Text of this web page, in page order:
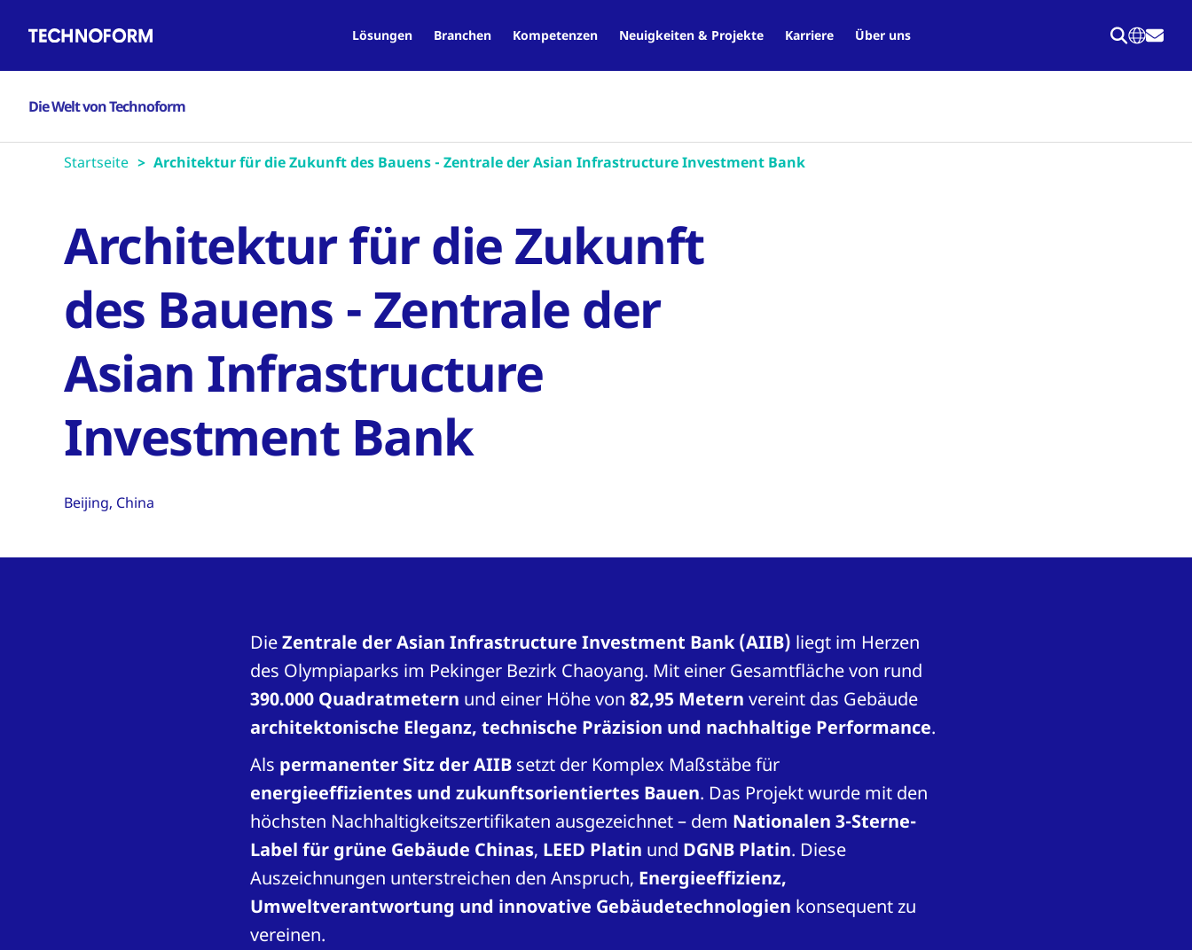
zum
navigation
Lösungen Branchen Kompetenzen Neuigkeiten & Projekte Karriere Über uns
Die Welt von Technoform
Startseite Architektur für die Zukunft des Bauens - Zentrale der Asian Infrastructure Investment Bank
Architektur für die Zukunft
des Bauens - Zentrale der
Asian Infrastructure
Investment Bank
Beijing, China
DieZentrale der Asian Infrastructure Investment Bank (AIIB) liegt im Herzen
des Olympiaparks im Pekinger Bezirk Chaoyang. Mit einer Gesamtfläche von rund
390.000 Quadratmetern und einer Höhe von 82,95 Metern vereint das Gebäude
architektonische Eleganz, technische Präzision und nachhaltige Performance.
Als permanenter Sitz der AIIB setzt der Komplex Maßstäbe für
energieeffizientes und zukunftsorientiertes Bauen. Das Projekt wurde mit den
höchsten Nachhaltigkeitszertifikaten ausgezeichnet – dem Nationalen 3-Sterne-
Label für grüne Gebäude Chinas, LEED Platin und DGNB Platin. Diese
Auszeichnungen unterstreichen den Anspruch, Energieeffizienz,
Umweltverantwortung und innovative Gebäudetechnologien konsequent zu
vereinen.